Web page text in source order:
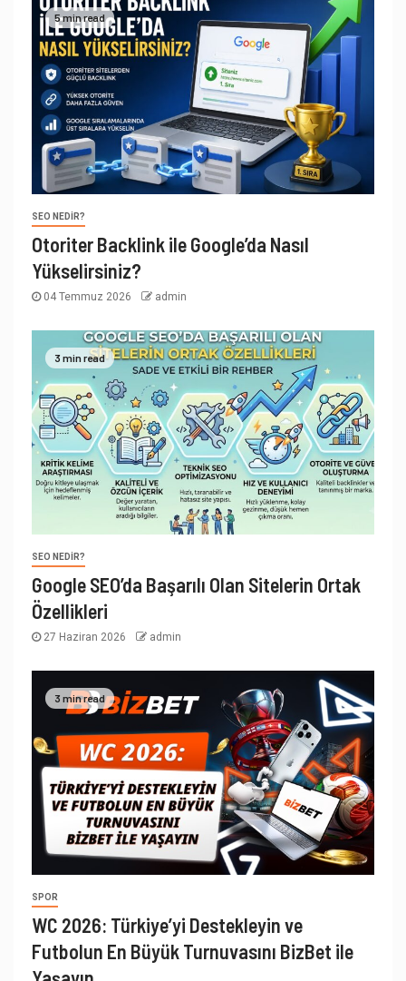
5 min read
SEO NEDIR?
Otoriter Backlink ile Google’da Nasıl
Yükselirsiniz?
04 Temmuz 2026 admin
3 min read
SEO NEDIR?
Google SEO’da Başarılı Olan Sitelerin Ortak
Özellikleri
27 Haziran 2026 admin
3 min read
SPOR
WC 2026: Türkiye’yi Destekleyin ve
Futbolun En Büyük Turnuvasını BizBet ile